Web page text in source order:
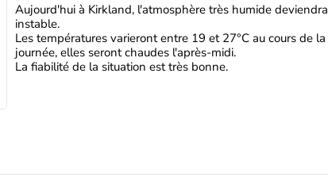
Aujourd'hui à Kirkland, l'atmosphère très humide deviendra
instable.
Les températures varieront entre 19 et 27°C au cours de la
journée, elles seront chaudes l'après-midi.
La fiabilité de la situation est très bonne.